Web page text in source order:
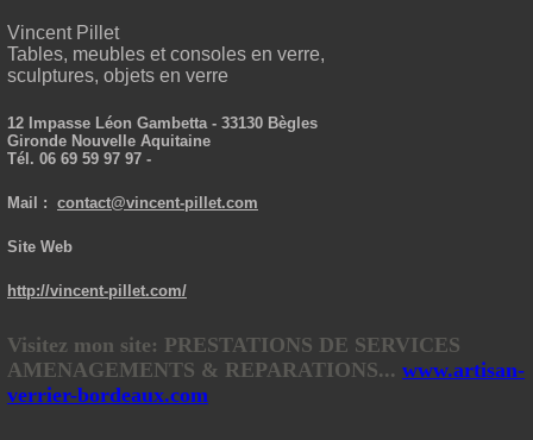
Vincent Pillet
Tables, meubles et consoles en verre,
sculptures, objets en verre
12 Impasse Léon Gambetta - 33130 Bègles
Gironde Nouvelle Aquitaine
Tél. 06 69 59 97 97 -
Mail : contact@vincent-pillet.com
Site Web
http://vincent-pillet.com/
Visitez mon site: PRESTATIONS DE SERVICES
AMENAGEMENTS & REPARATIONS... www.artisan-
verrier-bordeaux.com